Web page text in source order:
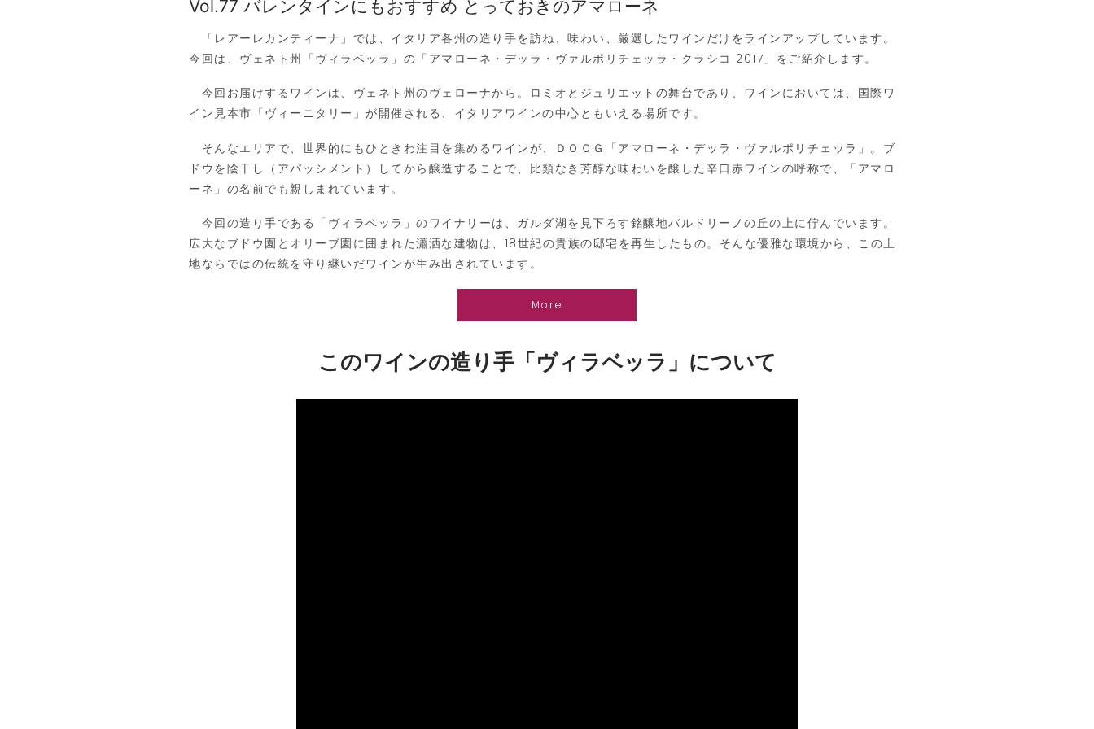
Vol.77 バレンタインにもおすすめ とっておきのアマローネ
「レアーレカンティーナ」では、イタリア各州の造り手を訪ね、味わい、厳選したワインだけをラインアップしています。
今回は、ヴェネト州「ヴィラベッラ」の「アマローネ・デッラ・ヴァルポリチェッラ・クラシコ 2017 」をご紹介します。
今回お届けするワインは、ヴェネト州のヴェローナから。ロミオとジュリエットの舞台であり、ワインにおいては、国際ワ
イン見本市「ヴィーニタリー」が開催される、イタリアワインの中心ともいえる場所です。
そんなエリアで、世界的にもひときわ注目を集めるワインが、ＤＯＣＧ「アマローネ・デッラ・ヴァルポリチェッラ」。ブ
ドウを陰干し（アパッシメント）してから醸造することで、比類なき芳醇な味わいを醸した辛口赤ワインの呼称で、「アマロ
ーネ」の名前でも親しまれています。
今回の造り手である「ヴィラベッラ」のワイナリーは、ガルダ湖を見下ろす銘醸地バルドリーノの丘の上に佇んでいます。
広大なブドウ園とオリーブ園に囲まれた瀟洒な建物は、 18世紀の貴族の邸宅を再生したもの。そんな優雅な環境から、この土
地ならではの伝統を守り継いだワインが生み出されています。
More
このワインの造り手「ヴィラベッラ」について